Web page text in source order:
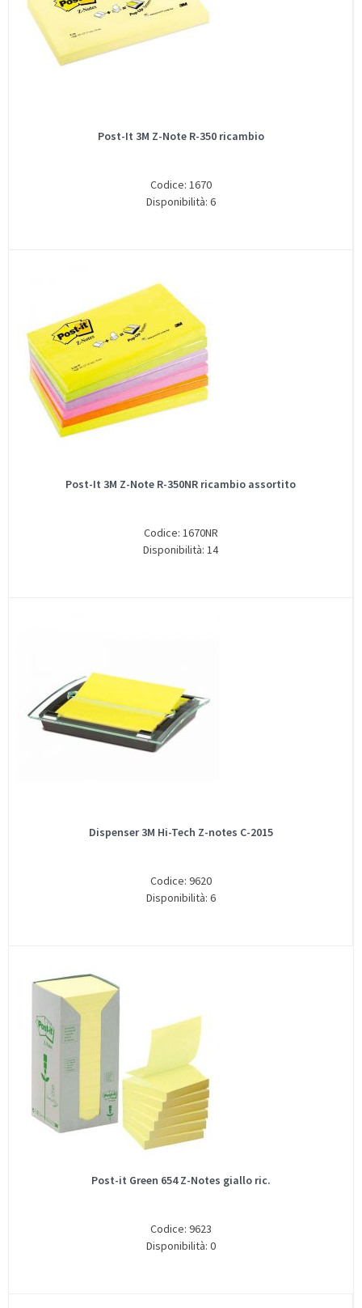
Post-It 3M Z-Note R-350 ricambio
Codice: 1670
Disponibilità: 6
Post-It 3M Z-Note R-350NR ricambio assortito
Codice: 1670NR
Disponibilità: 14
Dispenser 3M Hi-Tech Z-notes C-2015
Codice: 9620
Disponibilità: 6
Post-it Green 654 Z-Notes giallo ric.
Codice: 9623
Disponibilità: 0